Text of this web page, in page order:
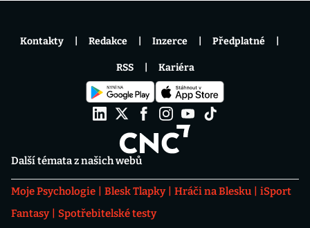
Další témata z našich webů
Moje Psychologie Blesk Tlapky Hráči na Blesku
iSport
Fantasy
Spotřebitelské testy
Kontakty Redakce Inzerce Předplatné
RSS Kariéra